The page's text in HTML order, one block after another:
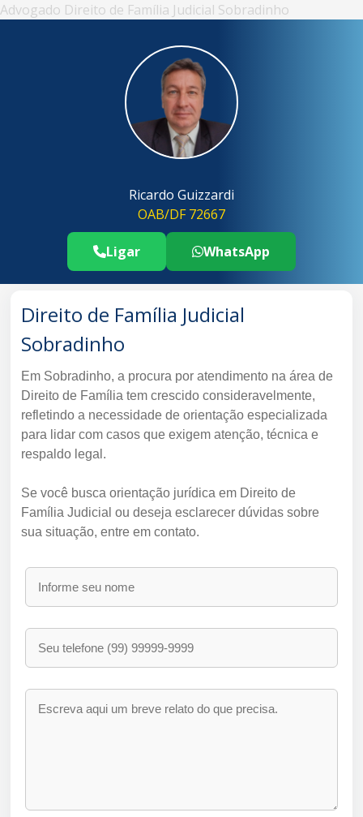
Advogado Direito de Família Judicial Sobradinho
Ricardo Guizzardi
OAB/DF 72667
Telefone Advogado Direito de
Ligar ..
WhatsApp
Direito de Família Judicial
Sobradinho
Em Sobradinho, a procura por atendimento na área de
Direito de Família tem crescido consideravelmente,
refletindo a necessidade de orientação especializada
para lidar com casos que exigem atenção, técnica e
respaldo legal.
Se você busca orientação jurídica em Direito de
Família Judicial ou deseja esclarecer dúvidas sobre
sua situação, entre em contato.